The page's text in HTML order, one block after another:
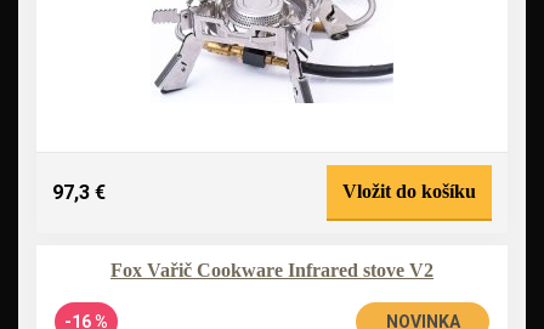
97,3 € Vložit do košíku
Fox Vařič Cookware Infrared stove V2
-16 % NOVINKA